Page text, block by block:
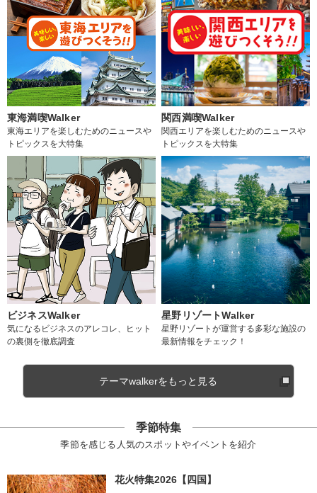
東海満喫Walker
東海エリアを楽しむためのニュースや
トピックスを大特集
関西満喫Walker
関西エリアを楽しむためのニュースや
トピックスを大特集
ビジネスWalker
気になるビジネスのアレコレ、ヒット
の裏側を徹底調査
星野リゾートWalker
星野リゾートが運営する多彩な施設の
最新情報をチェック！
テーマwalkerをもっと見る
季節特集
季節を感じる人気のスポットやイベントを紹介
花火特集2026【四国】